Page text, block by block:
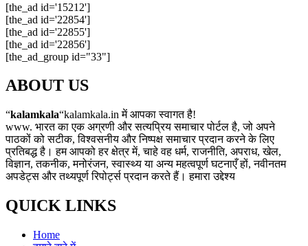
[the_ad id='15212']
[the_ad id='22854']
[the_ad id='22855']
[the_ad id='22856']
[the_ad_group id="33"]
ABOUT US
“kalamkala“kalamkala.in में आपका स्वागत है!
www. भारत का एक अग्रणी और सत्यप्रिय समाचार पोर्टल है, जो अपने
पाठकों को सटीक, विश्वसनीय और निष्पक्ष समाचार प्रदान करने के लिए
प्रतिबद्ध है। हम आपको हर क्षेत्र में, चाहे वह धर्म, राजनीति, अपराध, खेल,
विज्ञान, तकनीक, मनोरंजन, स्वास्थ्य या अन्य महत्वपूर्ण घटनाएँ हों, नवीनतम
अपडेट्स और तथ्यपूर्ण रिपोर्ट्स प्रदान करते हैं। हमारा उद्देश्य
QUICK LINKS
Home